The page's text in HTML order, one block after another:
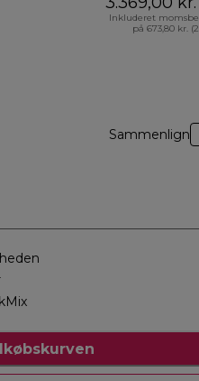
Inkluderet
på 673,80 kr.
Sammenlign